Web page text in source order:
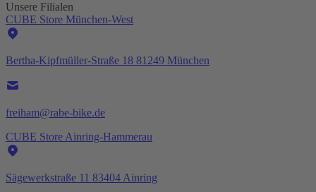
Unsere Filialen
CUBE Store München-West
Bertha-Kipfmüller-Straße 18 81249 München
freiham@rabe-bike.de
CUBE Store Ainring-Hammerau
Sägewerkstraße 11 83404 Ainring